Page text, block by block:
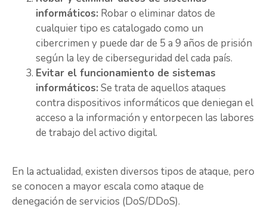
informáticos: Robar o eliminar datos de
cualquier tipo es catalogado como un
cibercrimen y puede dar de 5 a 9 años de prisión
según la ley de ciberseguridad del cada país.
Evitar el funcionamiento de sistemas
informáticos: Se trata de aquellos ataques
contra dispositivos informáticos que deniegan el
acceso a la información y entorpecen las labores
de trabajo del activo digital.
En la actualidad, existen diversos tipos de ataque, pero
se conocen a mayor escala como ataque de
denegación de servicios (DoS/DDoS).